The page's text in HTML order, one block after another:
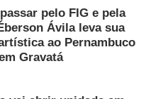
pelo FIG e pela
Ávila leva sua
ao Pernambuco
Gravatá